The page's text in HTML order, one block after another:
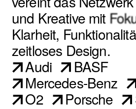
und Kreative mit
Klarheit,
zeitloses Design.
Audi
BASF
Mercedes-Benz
O2
Porsche